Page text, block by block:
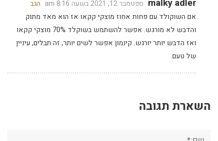
malky adler ספטמבר 12, 2021 בשעה 8:16 am
הגב
אם השוקולד עם פחות אחוז מוצקי קקאו אז הוא מאד מתוק
והדבש לא מורגש. אפשר להשתמש בשוקלד 70% מוצקי קקאו
ואז הדבש יותר יורגש. קינמון אפשר לשים יותר, זה תבלים, עיניין
של טעם.
השארת תגובה